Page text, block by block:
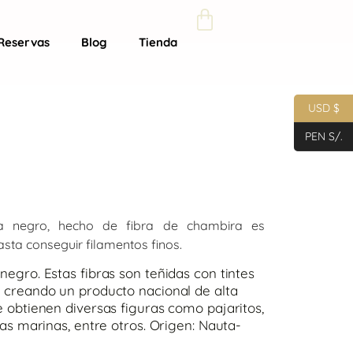
Blog Tienda
negro, hecho de fibra de chambira es
conseguir filamentos finos.
Estas fibras son teñidas con tintes
un producto nacional de alta
obtienen diversas figuras como pajaritos,
marinas, entre otros. Origen: Nauta-
USD $
PEN S/.